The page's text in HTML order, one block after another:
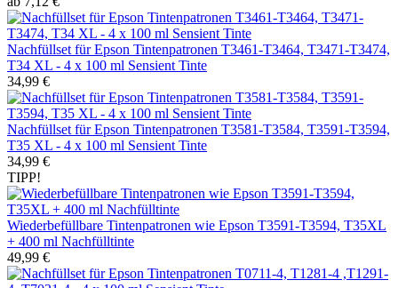
Nachfüllset für Epson Tintenpatronen T3461-T3464, T3471-T3474,
T34 XL - 4 x 100 ml Sensient Tinte
34,99 €
Nachfüllset für Epson Tintenpatronen T3581-T3584, T3591-T3594,
T35 XL - 4 x 100 ml Sensient Tinte
34,99 €
TIPP!
Wiederbefüllbare Tintenpatronen wie Epson T3591-T3594, T35XL
+ 400 ml Nachfülltinte
49,99 €